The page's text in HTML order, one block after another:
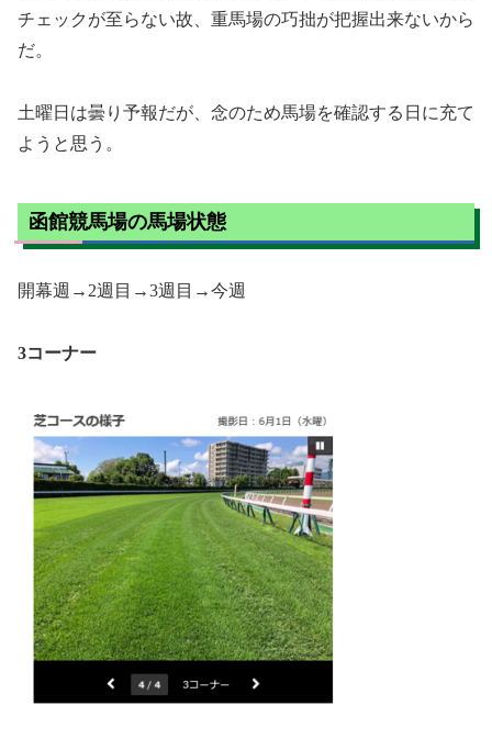
チェックが至らない故、重馬場の巧拙が把握出来ないから
だ。
土曜日は曇り予報だが、念のため馬場を確認する日に充て
ようと思う。
函館競馬場の馬場状態
開幕週→2週目→3週目→今週
3コーナー